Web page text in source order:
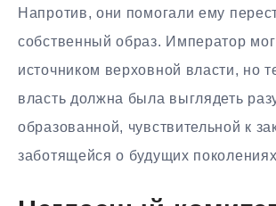
Напротив, они помогали ему
собственный образ. Император мог
источником верховной власти, но
власть должна была выглядеть
образованной, чувствительной к
заботящейся о будущих